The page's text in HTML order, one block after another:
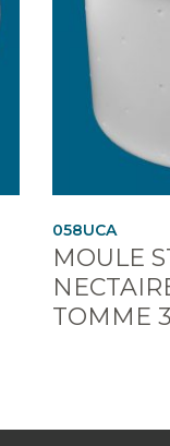
058UCA
MOULE
TOMME